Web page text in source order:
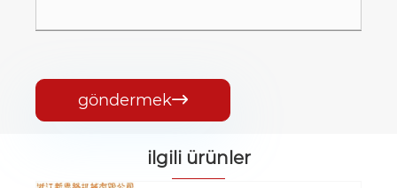
göndermek
ilgili ürünler